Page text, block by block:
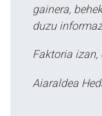
gainera,
duzu
Faktoria izan,
Aiaraldea